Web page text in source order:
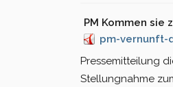
PM Kommen sie
pm-vernunft-
Pressemitteilung
Stellungnahme